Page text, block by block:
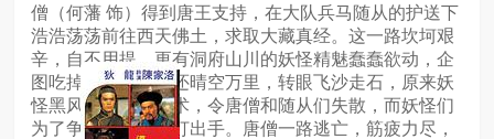
僧（何藩 饰）得到唐王支持，在大队兵马随从的护送下
浩浩荡荡前往西天佛土，求取大藏真经。这一路坎坷艰
辛，自不用提，更有洞府山川的妖怪精魅蠢蠢欲动，企
图吃掉唐僧。适才还晴空万里，转眼飞沙走石，原来妖
怪黑风大王施展法术，令唐僧和随从们失散，而妖怪们
为了争抢唐僧更大打出手。唐僧一路逃亡，筋疲力尽，